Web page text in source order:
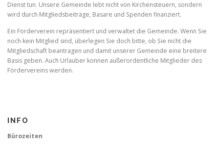
Dienst tun. Unsere Gemeinde lebt nicht von Kirchensteuern, sondern
wird durch Mitgliedsbeiträge, Basare und Spenden finanziert.
Ein Förderverein repräsentiert und verwaltet die Gemeinde. Wenn Sie
noch kein Mitglied sind, überlegen Sie doch bitte, ob Sie nicht die
Mitgliedschaft beantragen und damit unserer Gemeinde eine breitere
Basis geben. Auch Urlauber konnen außerordentliche Mitglieder des
Fördervereins werden.
INFO
Bürozeiten